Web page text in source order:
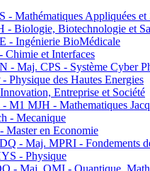
Mathématiques Appliquées et
Biologie, Biotechnologie et
- Ingénierie BioMédicale
et Interfaces
- Maj. CPS - Système Cyber
Physique des Hautes Energies
Entreprise et Société
MJH - Mathematiques
- Mecanique
en Economie
- Maj. MPRI - Fondements
- Physique
- Maj. QMI - Quantique,